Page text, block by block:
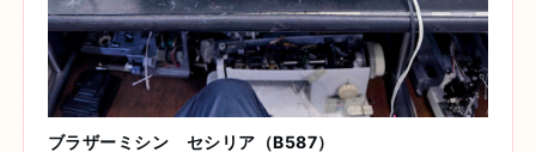
ブラザーミシン セシリア（B587）